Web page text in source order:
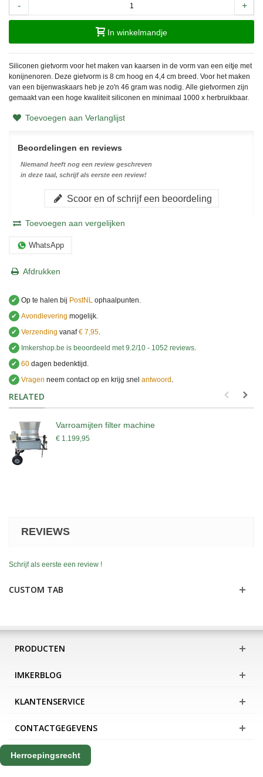
- +
In winkelmandje
Siliconen gietvorm voor het maken van kaarsen in de vorm van een eitje met
konijnenoren. Deze gietvorm is 8 cm hoog en 4,4 cm breed. Voor het maken
van een bijenwaskaars heb je zo'n 46 gram was nodig. Alle gietvormen zijn
gemaakt van een hoge kwaliteit siliconen en minimaal 1000 x herbruikbaar.
Toevoegen aan Verlanglijst
Beoordelingen en reviews
Niemand heeft nog een review geschreven
in deze taal, schrijf als eerste een review!
Scoor en of schrijf een beoordeling
Toevoegen aan vergelijken
WhatsApp
Afdrukken
✔ Op te halen bij PostNL ophaalpunten.
✔ Avondlevering mogelijk.
✔ Verzending vanaf€ 7,95.
✔
Imkershop.be is beoordeeld met9.2/10 - 1052 reviews.
✔ 60 dagen bedenktijd.
✔ Vragen neem contact op en krijg snel antwoord .
RELATED
Varroamijten filter machine
€ 1.199,95
REVIEWS
Schrijf als eerste een review !
CUSTOM TAB
PRODUCTEN
IMKERBLOG
KLANTENSERVICE
CONTACTGEGEVENS
Herroepingsrecht